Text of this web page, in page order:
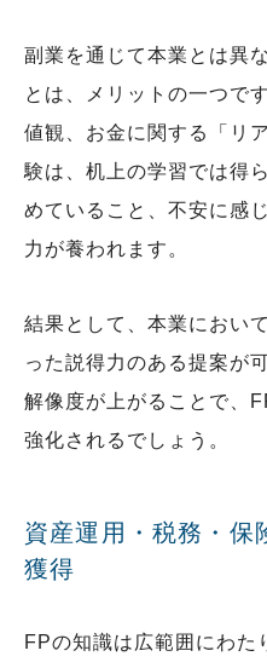
副業を通じて本業とは異
とは、メリットの一つで
値観、お金に関する「リ
験は、机上の学習では得
めていること、不安に感
力が養われます。
結果として、本業におい
った説得力のある提案が
解像度が上がることで、
強化されるでしょう。
資産運用・税務・保
獲得
FPの知識は広範囲にわた